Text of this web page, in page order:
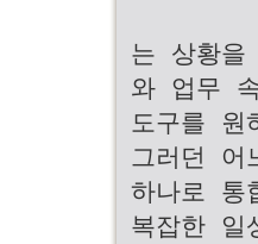
는 상황을
와 업무
도구를 원
그러던
하나로 통
복잡한 일